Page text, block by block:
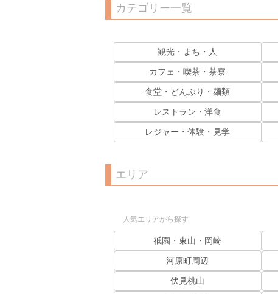
カテゴリー一覧
観光・まち・人
カフェ・喫茶・茶寮
食堂・どんぶり・麺類
レストラン・洋食
レジャー・体験・見学
エリア
人気エリアから探す
祇園・東山・岡崎
河原町周辺
伏見桃山